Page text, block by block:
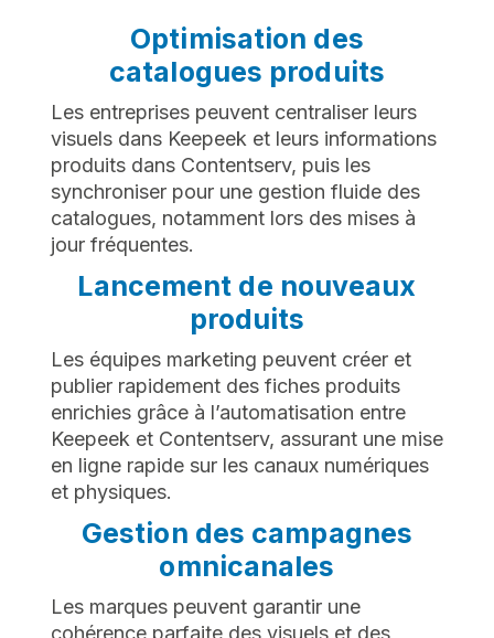
Optimisation des
catalogues produits
Les entreprises peuvent centraliser leurs
visuels dans Keepeek et leurs informations
produits dans Contentserv, puis les
synchroniser pour une gestion fluide des
catalogues, notamment lors des mises à
jour fréquentes.
Lancement de nouveaux
produits
Les équipes marketing peuvent créer et
publier rapidement des fiches produits
enrichies grâce à l’automatisation entre
Keepeek et Contentserv, assurant une mise
en ligne rapide sur les canaux numériques
et physiques.
Gestion des campagnes
omnicanales
Les marques peuvent garantir une
cohérence parfaite des visuels et des